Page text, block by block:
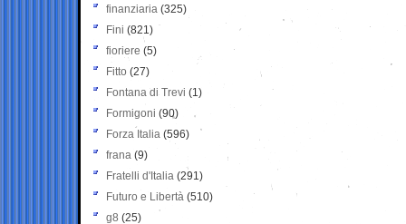
finanziaria (325)
Fini (821)
fioriere (5)
Fitto (27)
Fontana di Trevi (1)
Formigoni (90)
Forza Italia (596)
frana (9)
Fratelli d'Italia (291)
Futuro e Libertà (510)
g8 (25)